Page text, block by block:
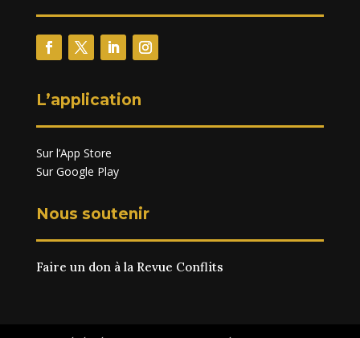
L’application
Sur l’App Store
Sur Google Play
Nous soutenir
Faire un don à la Revue Conflits